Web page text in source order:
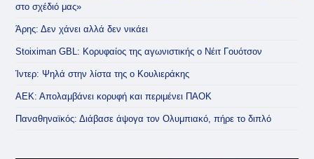
στο σχέδιό μας»
Άρης: Δεν χάνει αλλά δεν νικάει
Stoiximan GBL: Κορυφαίος της αγωνιστικής ο Νέιτ Γουότσον
Ίντερ: Ψηλά στην λίστα της ο Κουλιεράκης
ΑΕΚ: Απολαμβάνει κορυφή και περιμένει ΠΑΟΚ
Παναθηναϊκός: Διάβασε άψογα τον Ολυμπιακό, πήρε το διπλό